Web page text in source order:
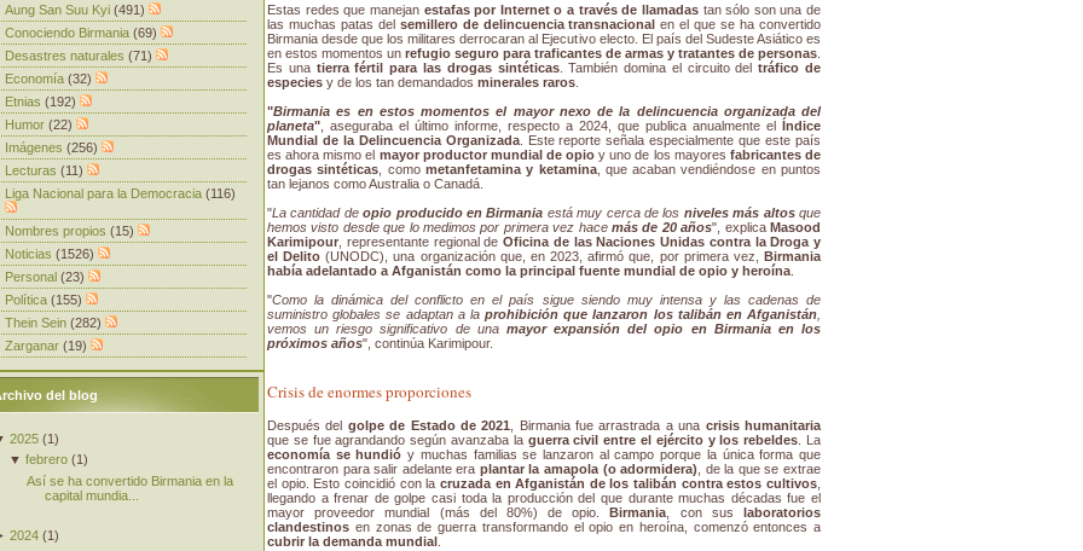
Estas redes que manejan estafas por Internet o a través de llamadastan sólo son una de
las muchas patas del semillero de delincuencia transnacional en el que se ha convertido
Birmania desde que los militares derrocaran al Ejecutivo electo. El país del Sudeste Asiático es
en estos momentos un refugio seguro para traficantes de armas y tratantes de personas
Es una tierra fértil para las drogas sintéticas. También domina el circuito deltráfico de
especies y de los tan demandados minerales raros
"Birmania es en estos momentos el mayor nexo de la delincuencia organizada del
planeta" , aseguraba el último informe, respecto a 2024, que publica anualmente el Índice
Mundial de la Delincuencia Organizada. Este reporte señala especialmente que este país
es ahora mismo el mayor productor mundial de opio y uno de los mayores fabricantes de
drogas sintéticas , como metanfetamina y ketamina, que acaban vendiéndose en puntos
tan lejanos como Australia o Canadá.
"La cantidad deopio producido en Birmania está muy cerca de los niveles más altosque
hemos visto desde que lo medimos por primera vez hace más de 20 años", explicaMasood
Karimipour , representante regional de Oficina de las Naciones Unidas contra la Droga y
el Delito (UNODC), una organización que, en 2023, afirmó que, por primera vez,Birmania
había adelantado a Afganistán como la principal fuente mundial de opio y heroína
"Como la dinámica del conflicto en el país sigue siendo muy intensa y las cadenas de
suministro globales se adaptan a la prohibición que lanzaron los talibán en Afganistán
vemos un riesgo significativo de una mayor expansión del opio en Birmania en los
próximos años", continúa Karimipour.
Crisis de enormes proporciones
Después del golpe de Estado de 2021 , Birmania fue arrastrada a una crisis humanitaria
que se fue agrandando según avanzaba la guerra civil entre el ejército y los rebeldes . La
economía se hundió y muchas familias se lanzaron al campo porque la única forma que
encontraron para salir adelante era plantar la amapola (o adormidera) , de la que se extrae
el opio. Esto coincidió con la cruzada en Afganistán de los talibán contra estos cultivos
llegando a frenar de golpe casi toda la producción del que durante muchas décadas fue el
mayor proveedor mundial (más del 80%) de opio.Birmania , con suslaboratorios
clandestinos en zonas de guerra transformando el opio en heroína, comenzó entonces a
cubrir la demanda mundial
Aung San Suu Kyi (491)
Conociendo Birmania (69)
Desastres naturales (71)
Economía (32)
Etnias (192)
Humor (22)
Imágenes (256)
Lecturas (11)
Liga Nacional para la Democracia (116)
Nombres propios (15)
Noticias (1526)
Personal (23)
Política (155)
Thein Sein (282)
Zarganar (19)
del blog
2025 (1)
▼febrero (1)
Así se ha convertido Birmania en la
capital mundia...
2024 (1)